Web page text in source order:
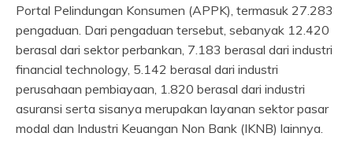
Portal Pelindungan Konsumen (APPK), termasuk 27.283
pengaduan. Dari pengaduan tersebut, sebanyak 12.420
berasal dari sektor perbankan, 7.183 berasal dari industri
financial technology, 5.142 berasal dari industri
perusahaan pembiayaan, 1.820 berasal dari industri
asuransi serta sisanya merupakan layanan sektor pasar
modal dan Industri Keuangan Non Bank (IKNB) lainnya.